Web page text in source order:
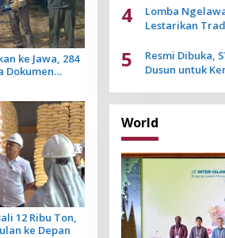
ke Jawa, 284
Dokumen
12 Ribu Ton,
ke Depan
4
Lomba
Lestarikan
5
Resmi Dibuka,
Dusun untuk
World